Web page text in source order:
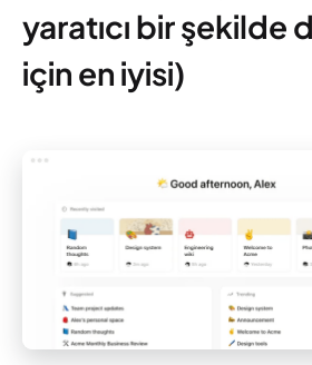
yaratıcı bir şekilde
için en iyisi)